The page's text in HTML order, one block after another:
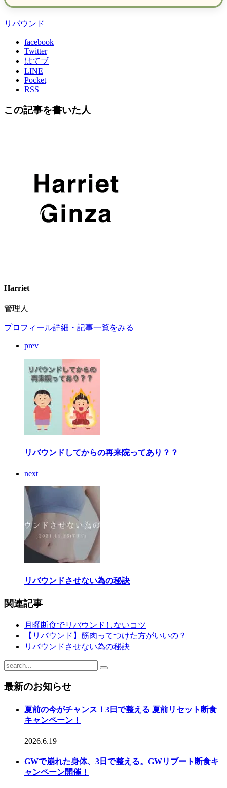
リバウンド
facebook
Twitter
はてブ
LINE
Pocket
RSS
この記事を書いた人
Harriet
管理人
プロフィール詳細・記事一覧をみる
prev
リバウンドしてからの再来院ってあり？？
next
リバウンドさせない為の秘訣
関連記事
月曜断食でリバウンドしないコツ
【リバウンド】筋肉ってつけた方がいいの？
リバウンドさせない為の秘訣
最新のお知らせ
夏前の今がチャンス！3日で整える 夏前リセット断食
キャンペーン！
2026.6.19
GWで崩れた身体、3日で整える。GWリブート断食キ
ャンペーン開催！